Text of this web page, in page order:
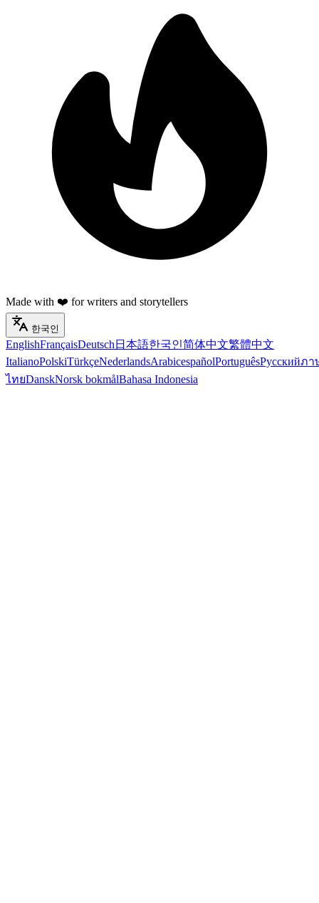
Made with ❤️ for writers and storytellers
한국인
EnglishFrançaisDeutsch 日本語한국인简体中文繁體中文
ItalianoPolskiTürkçeNederlandsArabicespañolPortuguêsРусскийภา
ไทยDanskNorsk bokmålBahasa Indonesia